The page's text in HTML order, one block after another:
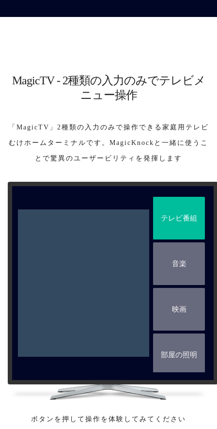
MagicTV - 2種類の入力のみでテレビメ
ニュー操作
「MagicTV」2種類の入力のみで操作できる家庭用テレビ
むけホームターミナルです。MagicKnockと一緒に使うこ
とで驚異のユーザービリティを発揮します
テレビ番組
音楽
映画
部屋の照明
ボタンを押して操作を体験してみてください